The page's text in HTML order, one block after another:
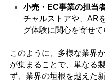
小売・EC事業の担当
チャルストアや、AR
グ体験に関心を寄せて
このように、多様な業界
が集まることで、単なる
ず、業界の垣根を越えた